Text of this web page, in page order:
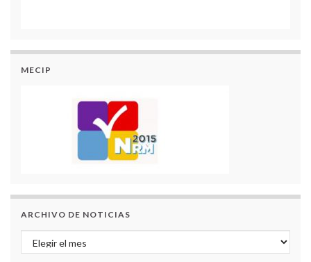
MECIP
ARCHIVO DE NOTICIAS
Archivo de Noticias